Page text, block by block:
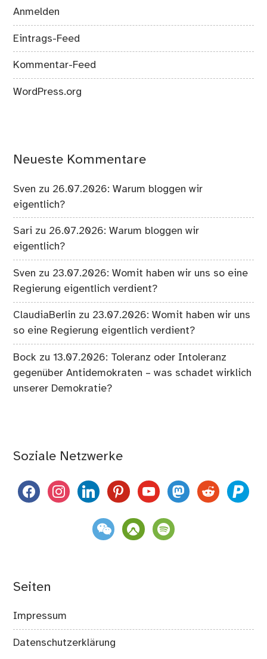
Anmelden
Eintrags-Feed
Kommentar-Feed
WordPress.org
Neueste Kommentare
Sven zu 26.07.2026: Warum bloggen wir
eigentlich?
Sari zu 26.07.2026: Warum bloggen wir
eigentlich?
Sven zu 23.07.2026: Womit haben wir uns so eine
Regierung eigentlich verdient?
ClaudiaBerlin zu 23.07.2026: Womit haben wir uns
so eine Regierung eigentlich verdient?
Bock zu13.07.2026: Toleranz oder Intoleranz
gegenüber Antidemokraten – was schadet wirklich
unserer Demokratie?
Soziale Netzwerke
facebookinstagramlinkedinpinterestyoutubemastodon
reddit paypal
weixin komootspotify
Seiten
Impressum
Datenschutzerklärung